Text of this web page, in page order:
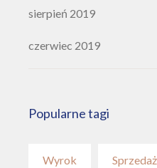
sierpień 2019
czerwiec 2019
Popularne tagi
Wyrok